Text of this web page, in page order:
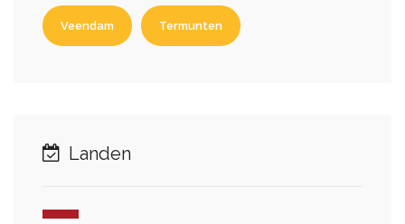
Veendam Termunten
Landen